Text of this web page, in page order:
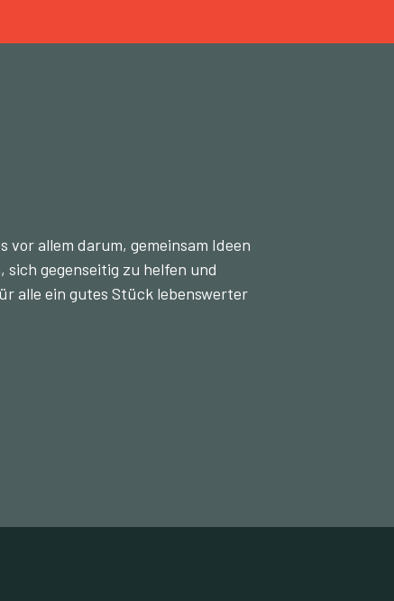
vor allem darum, gemeinsam Ideen
sich gegenseitig zu helfen und
alle ein gutes Stück lebenswerter